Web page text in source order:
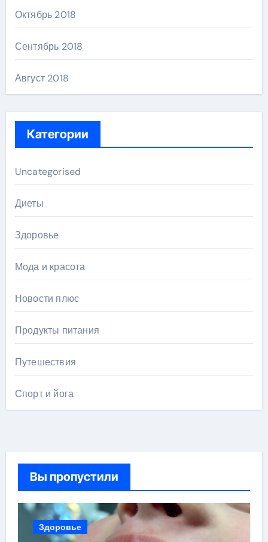
Октябрь 2018
Сентябрь 2018
Август 2018
Категории
Uncategorised
Диеты
Здоровье
Мода и красота
Новости плюс
Продукты питания
Путешествия
Спорт и йога
Вы пропустили
Здоровье